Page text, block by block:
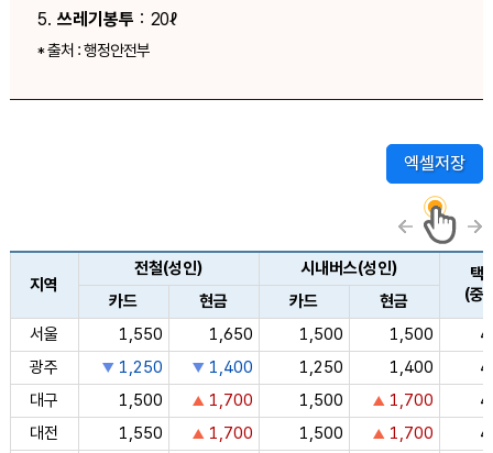
5. 쓰레기봉투 : 20ℓ
* 출처 : 행정안전부
엑셀저장
지역
전철(성인) 시내버스(성인)
택
(중
카드 현금 카드
현금
서울
1,550 1,650 1,500 1,500
광주
1,250 1,400 1,250 1,400
대구
1,500 1,700 1,500 1,700
대전
1,550 1,700 1,500 1,700